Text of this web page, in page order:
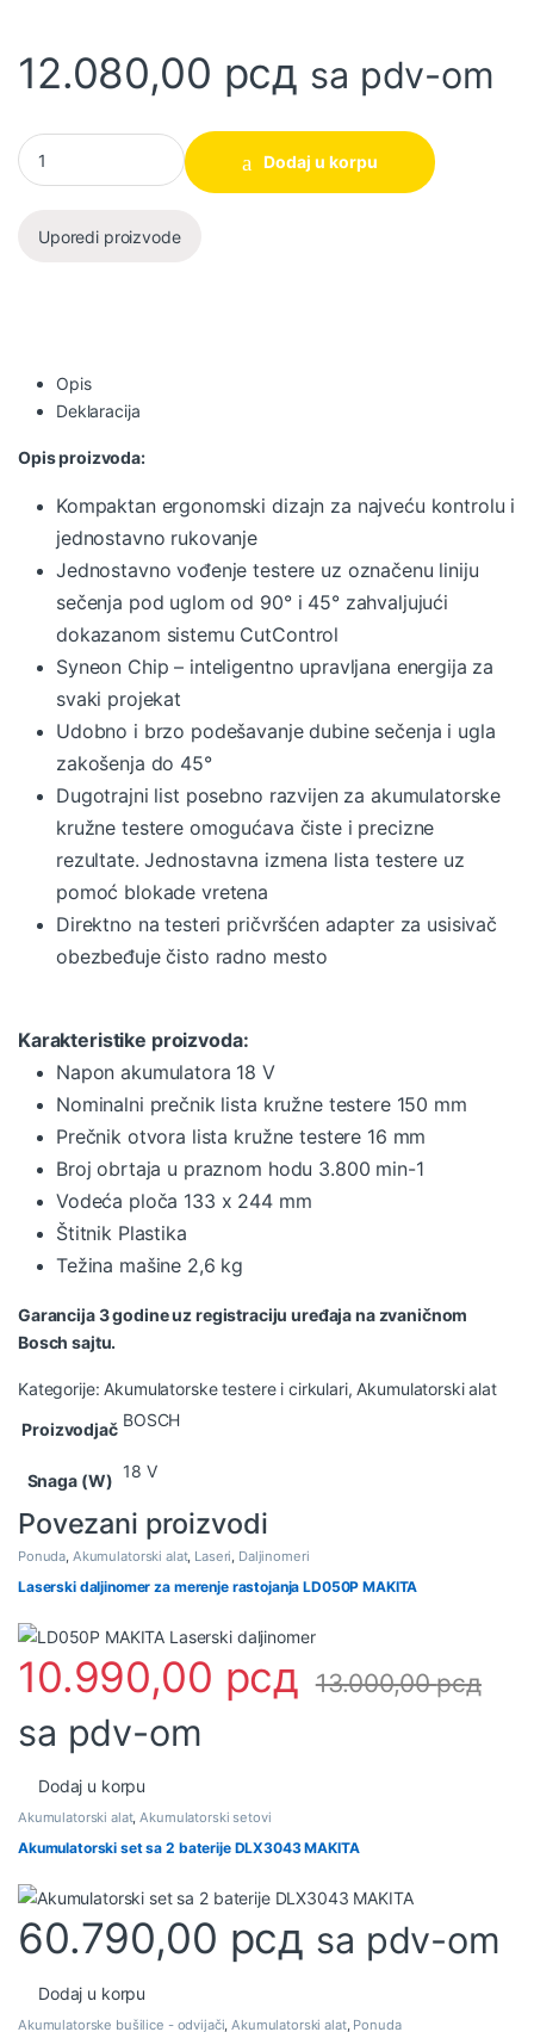
12.080,00 рсд sa pdv-om
Akumulatorska ručna kružna testera PKS 18 LI Solo , bez
Dodaj u korpu
Uporedi proizvode
Opis
Deklaracija
Opis proizvoda:
Kompaktan ergonomski dizajn za najveću kontrolu i
jednostavno rukovanje
Jednostavno vođenje testere uz označenu liniju
sečenja pod uglom od 90° i 45° zahvaljujući
dokazanom sistemu CutControl
Syneon Chip – inteligentno upravljana energija za
svaki projekat
Udobno i brzo podešavanje dubine sečenja i ugla
zakošenja do 45°
Dugotrajni list posebno razvijen za akumulatorske
kružne testere omogućava čiste i precizne
rezultate. Jednostavna izmena lista testere uz
pomoć blokade vretena
Direktno na testeri pričvršćen adapter za usisivač
obezbeđuje čisto radno mesto
Karakteristike proizvoda:
Napon akumulatora 18 V
Nominalni prečnik lista kružne testere 150 mm
Prečnik otvora lista kružne testere 16 mm
Broj obrtaja u praznom hodu 3.800 min-1
Vodeća ploča 133 x 244 mm
Štitnik Plastika
Težina mašine 2,6 kg
Garancija 3 godine uz registraciju uređaja na zvaničnom
Bosch sajtu.
Kategorije: Akumulatorske testere i cirkulari, Akumulatorski alat
Proizvodjač BOSCH
Snaga (W) 18 V
Povezani proizvodi
Ponuda, Akumulatorski alat, Laseri, Daljinomeri
Laserski daljinomer za merenje rastojanja LD050P MAKITA
10.990,00 рсд 13.000,00рсд
sa pdv-om
Dodaj u korpu
Akumulatorski alat,Akumulatorski setovi
Akumulatorski set sa 2 baterije DLX3043 MAKITA
60.790,00 рсд sa pdv-om
Dodaj u korpu
Akumulatorske bušilice - odvijači,Akumulatorski alat, Ponuda